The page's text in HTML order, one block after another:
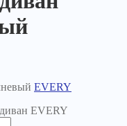
EVERY
EVERY